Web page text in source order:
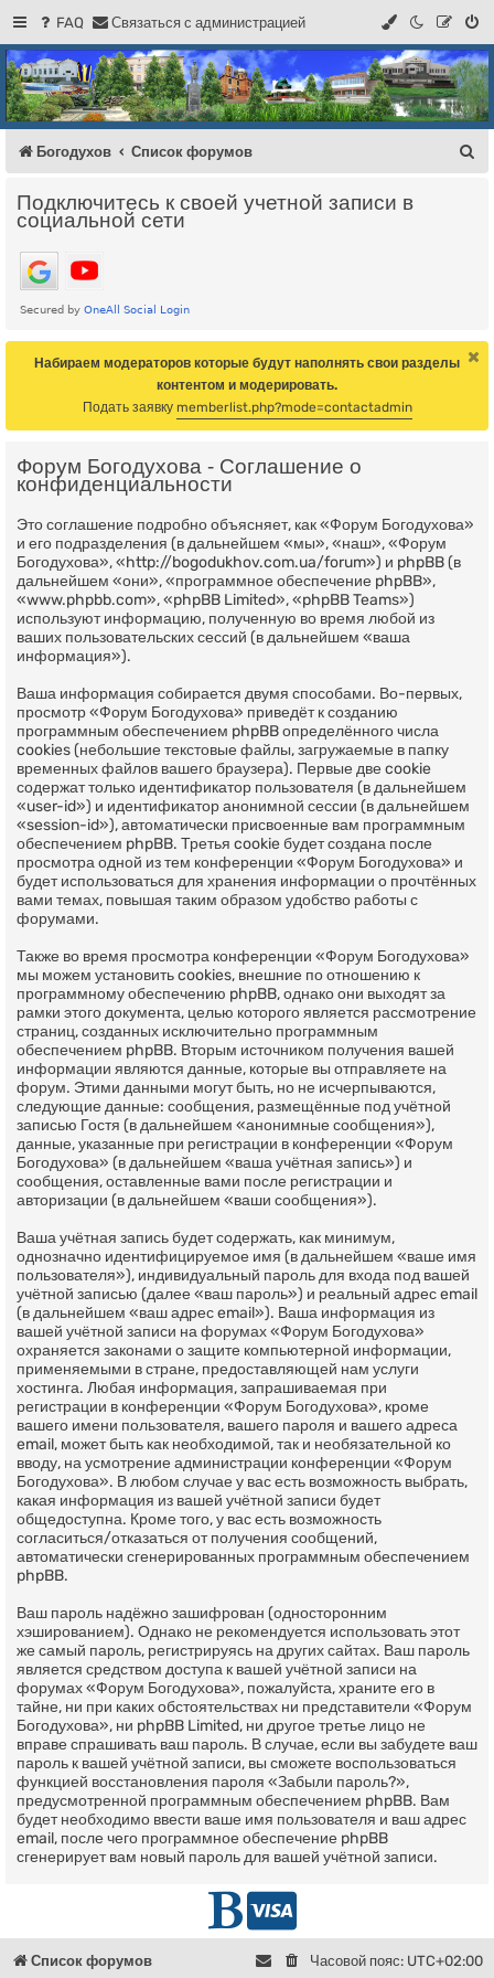
FAQ Связаться с администрацией
Регистрация
Форум Богодухова
Богодухов
Богодухов Список форумов
Подключитесь к своей учетной записи в
социальной сети
Набираем модераторов которые будут наполнять свои разделы
контентом и модерировать.
Подать заявку memberlist.php?mode=contactadmin
Форум Богодухова - Соглашение о
конфиденциальности
Это соглашение подробно объясняет, как «Форум Богодухова»
и его подразделения (в дальнейшем «мы», «наш», «Форум
Богодухова», «http://bogodukhov.com.ua/forum») и phpBB (в
дальнейшем «они», «программное обеспечение phpBB»,
«www.phpbb.com», «phpBB Limited», «phpBB Teams»)
используют информацию, полученную во время любой из
ваших пользовательских сессий (в дальнейшем «ваша
информация»).
Ваша информация собирается двумя способами. Во-первых,
просмотр «Форум Богодухова» приведёт к созданию
программным обеспечением phpBB определённого числа
cookies (небольшие текстовые файлы, загружаемые в папку
временных файлов вашего браузера). Первые две cookie
содержат только идентификатор пользователя (в дальнейшем
«user-id») и идентификатор анонимной сессии (в дальнейшем
«session-id»), автоматически присвоенные вам программным
обеспечением phpBB. Третья cookie будет создана после
просмотра одной из тем конференции «Форум Богодухова» и
будет использоваться для хранения информации о прочтённых
вами темах, повышая таким образом удобство работы с
форумами.
Также во время просмотра конференции «Форум Богодухова»
мы можем установить cookies, внешние по отношению к
программному обеспечению phpBB, однако они выходят за
рамки этого документа, целью которого является рассмотрение
страниц, созданных исключительно программным
обеспечением phpBB. Вторым источником получения вашей
информации являются данные, которые вы отправляете на
форум. Этими данными могут быть, но не исчерпываются,
следующие данные: сообщения, размещённые под учётной
записью Гостя (в дальнейшем «анонимные сообщения»),
данные, указанные при регистрации в конференции «Форум
Богодухова» (в дальнейшем «ваша учётная запись») и
сообщения, оставленные вами после регистрации и
авторизации (в дальнейшем «ваши сообщения»).
Ваша учётная запись будет содержать, как минимум,
однозначно идентифицируемое имя (в дальнейшем «ваше имя
пользователя»), индивидуальный пароль для входа под вашей
учётной записью (далее «ваш пароль») и реальный адрес email
(в дальнейшем «ваш адрес email»). Ваша информация из
вашей учётной записи на форумах «Форум Богодухова»
охраняется законами о защите компьютерной информации,
применяемыми в стране, предоставляющей нам услуги
хостинга. Любая информация, запрашиваемая при
регистрации в конференции «Форум Богодухова», кроме
вашего имени пользователя, вашего пароля и вашего адреса
email, может быть как необходимой, так и необязательной ко
вводу, на усмотрение администрации конференции «Форум
Богодухова». В любом случае у вас есть возможность выбрать,
какая информация из вашей учётной записи будет
общедоступна. Кроме того, у вас есть возможность
согласиться/отказаться от получения сообщений,
автоматически сгенерированных программным обеспечением
phpBB.
Ваш пароль надёжно зашифрован (односторонним
хэшированием). Однако не рекомендуется использовать этот
же самый пароль, регистрируясь на других сайтах. Ваш пароль
является средством доступа к вашей учётной записи на
форумах «Форум Богодухова», пожалуйста, храните его в
тайне, ни при каких обстоятельствах ни представители «Форум
Богодухова», ни phpBB Limited, ни другое третье лицо не
вправе спрашивать ваш пароль. В случае, если вы забудете ваш
пароль к вашей учётной записи, вы сможете воспользоваться
функцией восстановления пароля «Забыли пароль?»,
предусмотренной программным обеспечением phpBB. Вам
будет необходимо ввести ваше имя пользователя и ваш адрес
email, после чего программное обеспечение phpBB
сгенерирует вам новый пароль для вашей учётной записи.
Г
D
o
Список форумов Часовой пояс: UTC+02:00